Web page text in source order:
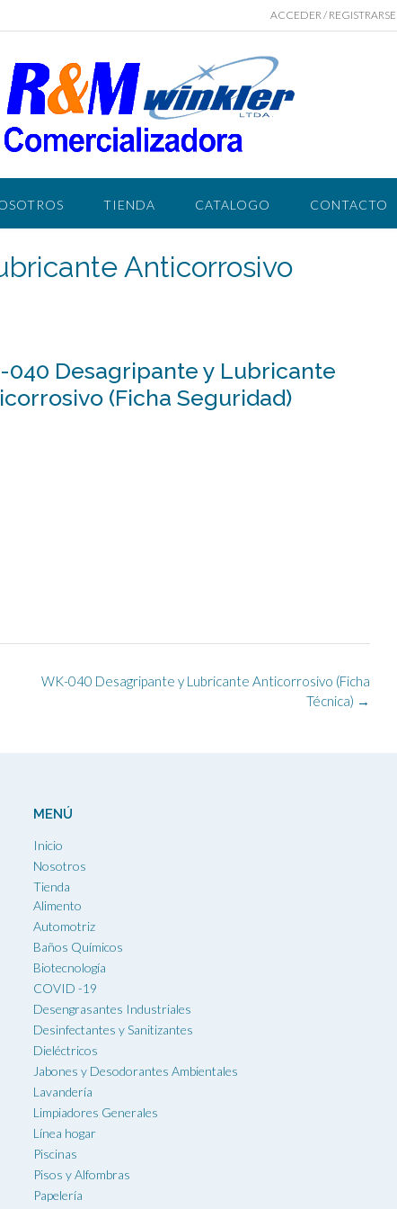
ACCEDER / REGISTRARSE
TIENDA CATALOGO CONTACTO
Anticorrosivo
040 Desagripante y Lubricante
(Ficha Seguridad)
WK-040 Desagripante y Lubricante Anticorrosivo (Ficha
Técnica) →
MENÚ
Inicio
Nosotros
Tienda
Alimento
Automotriz
Baños Químicos
Biotecnología
COVID -19
Desengrasantes Industriales
Desinfectantes y Sanitizantes
Dieléctricos
Jabones y Desodorantes Ambientales
Lavandería
Limpiadores Generales
Línea hogar
Piscinas
Pisos y Alfombras
Papelería